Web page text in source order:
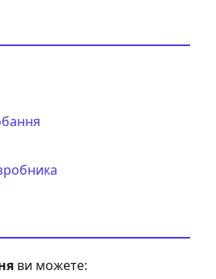
ви можете: